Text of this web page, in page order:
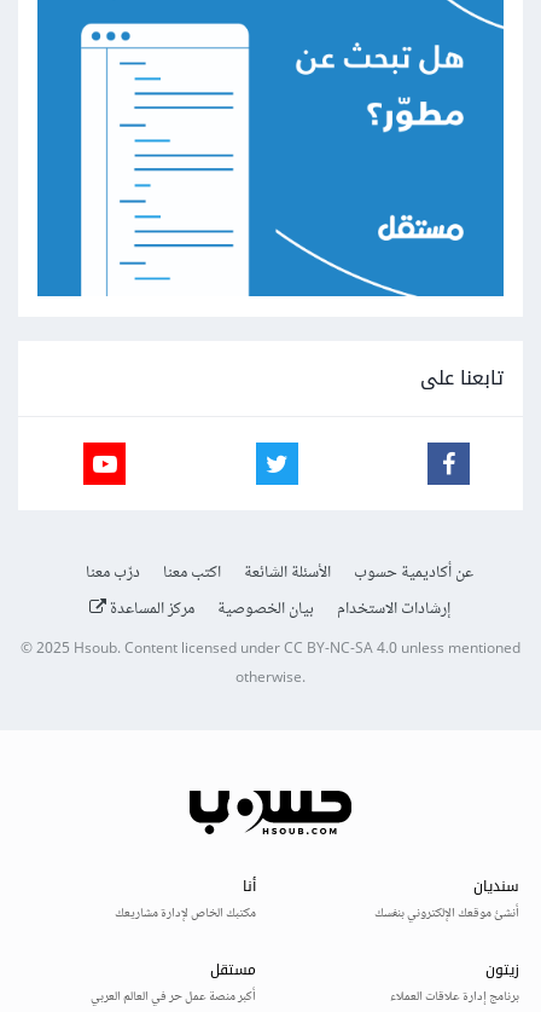
تابعنا على
عن أكاديمية حسوب الأسئلة الشائعة اكتب معنا
درّب معنا
إرشادات الاستخدام
بيان الخصوصية مركز المساعدة
© 2025Hsoub.Content licensed underCC BY-NC-SA 4.0unless mentioned
otherwise.